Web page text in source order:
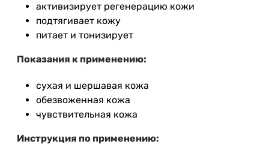
активизирует регенерацию кожи
подтягивает кожу
питает и тонизирует
Показания к применению:
сухая и шершавая кожа
обезвоженная кожа
чувствительная кожа
Инструкция по применению: